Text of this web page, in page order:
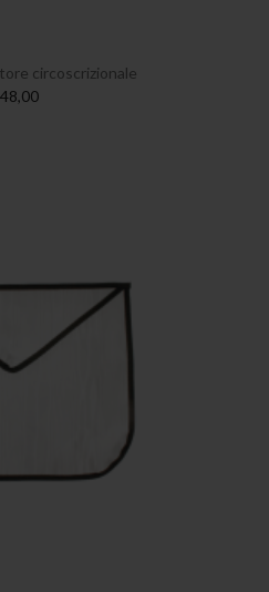
circoscrizionale